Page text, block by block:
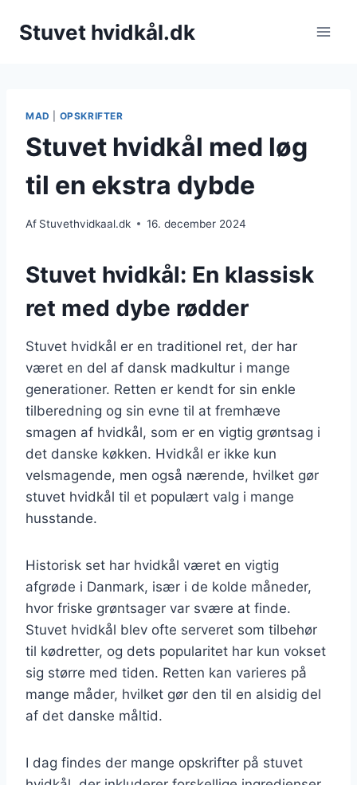
Stuvet hvidkål.dk
MAD OPSKRIFTER
Stuvet hvidkål med løg
til en ekstra dybde
Af Stuvethvidkaal.dk 16. december 2024
Stuvet hvidkål: En klassisk
ret med dybe rødder
Stuvet hvidkål er en traditionel ret, der har
været en del af dansk madkultur i mange
generationer. Retten er kendt for sin enkle
tilberedning og sin evne til at fremhæve
smagen af hvidkål, som er en vigtig grøntsag i
det danske køkken. Hvidkål er ikke kun
velsmagende, men også nærende, hvilket gør
stuvet hvidkål til et populært valg i mange
husstande.
Historisk set har hvidkål været en vigtig
afgrøde i Danmark, især i de kolde måneder,
hvor friske grøntsager var svære at finde.
Stuvet hvidkål blev ofte serveret som tilbehør
til kødretter, og dets popularitet har kun vokset
sig større med tiden. Retten kan varieres på
mange måder, hvilket gør den til en alsidig del
af det danske måltid.
I dag findes der mange opskrifter på stuvet